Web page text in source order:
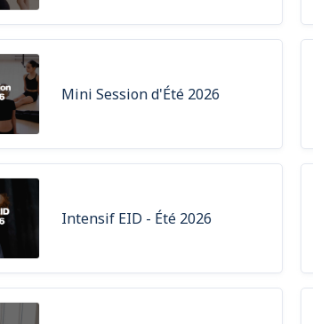
Mini Session d'Été 2026
Intensif EID - Été 2026